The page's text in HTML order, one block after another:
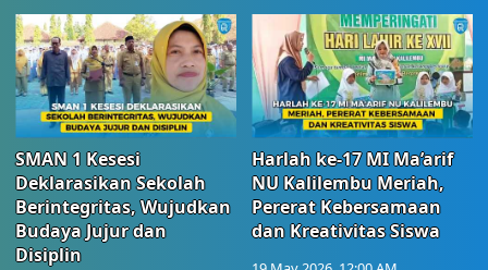
SMAN 1 Kesesi
Deklarasikan Sekolah
Berintegritas, Wujudkan
Budaya Jujur dan
Disiplin
Harlah ke-17 MI Ma’arif
NU Kalilembu Meriah,
Pererat Kebersamaan
dan Kreativitas Siswa